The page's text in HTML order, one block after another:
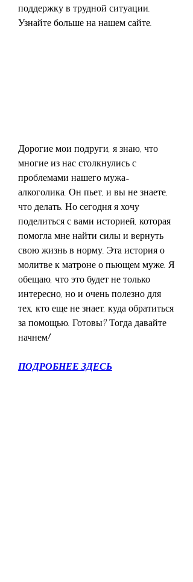
поддержку в трудной ситуации.
Узнайте больше на нашем сайте.
Дорогие мои подруги, я знаю, что
многие из нас столкнулись с
проблемами нашего мужа-
алкоголика. Он пьет, и вы не знаете,
что делать. Но сегодня я хочу
поделиться с вами историей, которая
помогла мне найти силы и вернуть
свою жизнь в норму. Эта история о
молитве к матроне о пьющем муже. Я
обещаю, что это будет не только
интересно, но и очень полезно для
тех, кто еще не знает, куда обратиться
за помощью. Готовы? Тогда давайте
начнем!
ПОДРОБНЕЕ ЗДЕСЬ